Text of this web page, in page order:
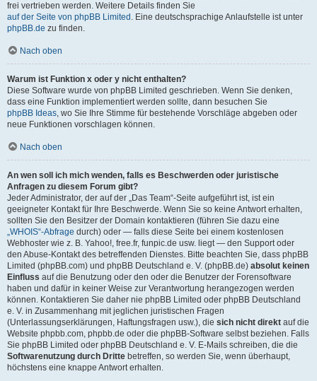
frei vertrieben werden. Weitere Details finden Sie
auf der Seite von phpBB Limited . Eine deutschsprachige Anlaufstelle ist unter
phpBB.de zu finden.
Nach oben
Warum ist Funktion x oder y nicht enthalten?
Diese Software wurde von phpBB Limited geschrieben. Wenn Sie denken,
dass eine Funktion implementiert werden sollte, dann besuchen Sie
phpBB Ideas, wo Sie Ihre Stimme für bestehende Vorschläge abgeben oder
neue Funktionen vorschlagen können.
Nach oben
An wen soll ich mich wenden, falls es Beschwerden oder juristische
Anfragen zu diesem Forum gibt?
Jeder Administrator, der auf der „Das Team“-Seite aufgeführt ist, ist ein
geeigneter Kontakt für Ihre Beschwerde. Wenn Sie so keine Antwort erhalten,
sollten Sie den Besitzer der Domain kontaktieren (führen Sie dazu eine
„WHOIS“-Abfrage durch) oder — falls diese Seite bei einem kostenlosen
Webhoster wie z. B. Yahoo!, free.fr, funpic.de usw. liegt — den Support oder
den Abuse-Kontakt des betreffenden Dienstes. Bitte beachten Sie, dass phpBB
Limited (phpBB.com) und phpBB Deutschland e. V. (phpBB.de) absolut keinen
Einfluss auf die Benutzung oder den oder die Benutzer der Forensoftware
haben und dafür in keiner Weise zur Verantwortung herangezogen werden
können. Kontaktieren Sie daher nie phpBB Limited oder phpBB Deutschland
e. V. in Zusammenhang mit jeglichen juristischen Fragen
(Unterlassungserklärungen, Haftungsfragen usw.), die sich nicht direkt auf die
Website phpbb.com, phpbb.de oder die phpBB-Software selbst beziehen. Falls
Sie phpBB Limited oder phpBB Deutschland e. V. E-Mails schreiben, die die
Softwarenutzung durch Dritte betreffen, so werden Sie, wenn überhaupt,
höchstens eine knappe Antwort erhalten.